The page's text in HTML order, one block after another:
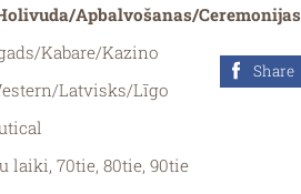
Apbalvošanas/Ceremonijas
Kabare/Kazino
Latvisks/Līgo
laiki, 70tie, 80tie, 90tie
Share